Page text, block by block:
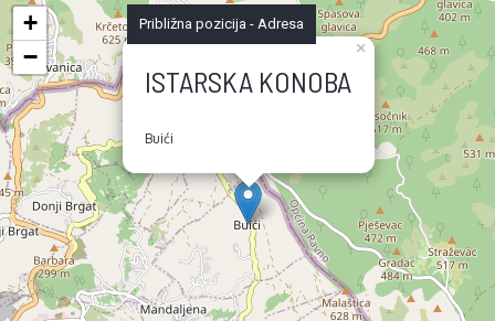
ISTARSKA KONOBA
Buići
×
+
−
Približna pozicija - Adresa